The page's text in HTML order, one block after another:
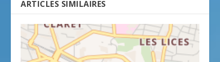
ARTICLES SIMILAIRES